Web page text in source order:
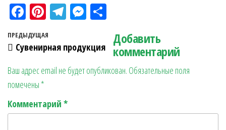
Fa
ce
bo
Pi
nt
er
t
Te
gr
a
m
M
se
n
ge
ра
в
ит
Навигация по записям
Предыдущая запись
ПРЕДЫДУЩАЯ
Сувенирная продукция
Добавить
комментарий
Ваш адрес email не будет опубликован. Обязательные поля
помечены *
Комментарий *